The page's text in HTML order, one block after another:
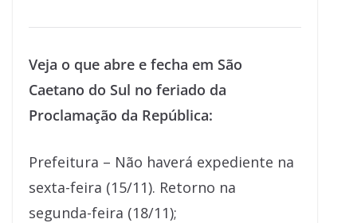
Veja o que abre e fecha em São
Caetano do Sul no feriado da
Proclamação da República:
Prefeitura – Não haverá expediente na
sexta-feira (15/11). Retorno na
segunda-feira (18/11);